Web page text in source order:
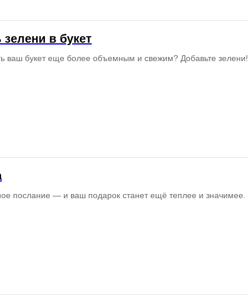
в букет
ваш букет еще более объемным и свежим? Добавьте зелени!
послание — и ваш подарок станет ещё теплее и значимее.